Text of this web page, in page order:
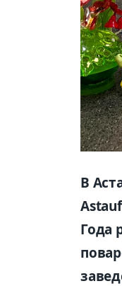
В
Года